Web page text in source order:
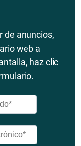
de anuncios,
web a
haz clic